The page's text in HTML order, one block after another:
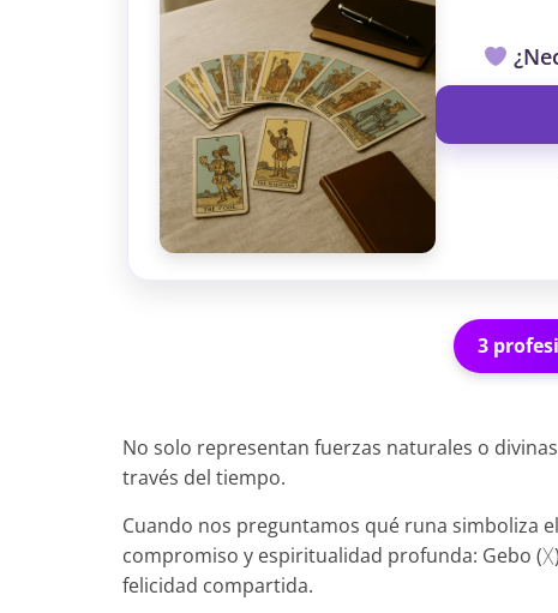
3
No solo representan fuerzas naturales o
través del tiempo.
Cuando nos preguntamos qué runa simboliza
compromiso y espiritualidad profunda: Gebo
felicidad compartida.